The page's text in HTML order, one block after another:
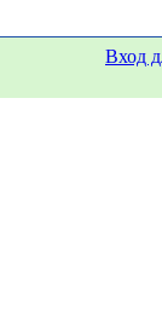
Вход